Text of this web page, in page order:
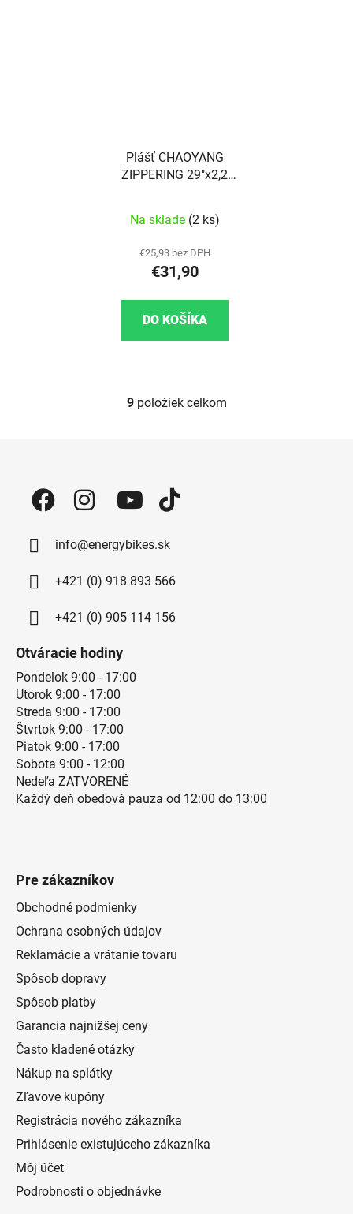
Plášť CHAOYANG
ZIPPERING 29"x2,2
Na sklade (2 ks)
€25,93 bez DPH
€31,90
DO KOŠÍKA
Ovládacie prvky výpisu
9položiek celkom
info@energybikes.sk
+421 (0) 918 893 566
+421 (0) 905 114 156
Otváracie hodiny
Pondelok 9:00 - 17:00
Utorok 9:00 - 17:00
Streda 9:00 - 17:00
Štvrtok 9:00 - 17:00
Piatok 9:00 - 17:00
Sobota 9:00 - 12:00
Nedeľa ZATVORENÉ
Každý deň obedová pauza od 12:00 do 13:00
Pre zákazníkov
Obchodné podmienky
Ochrana osobných údajov
Reklamácie a vrátanie tovaru
Spôsob dopravy
Spôsob platby
Garancia najnižšej ceny
Často kladené otázky
Nákup na splátky
Zľavove kupóny
Registrácia nového zákazníka
Prihlásenie existujúceho zákazníka
Môj účet
Podrobnosti o objednávke